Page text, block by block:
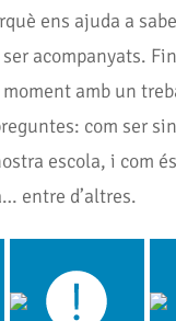
ens ajuda a
acompanyats.
amb un
com ser
escola, i com
entre d’altres.